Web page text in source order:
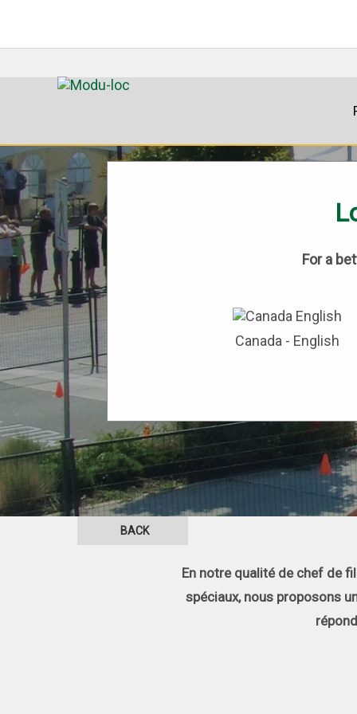
BACK
En notre qualité de chef de
spéciaux, nous proposons
For a
Canada - English